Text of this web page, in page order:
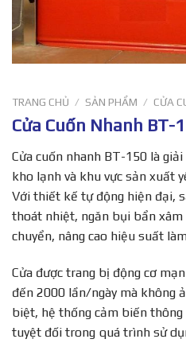
TRANG CHỦ / SẢN PHẨM / CỬA
Cửa Cuốn Nhanh BT-
Cửa cuốn nhanh BT-150 là
kho lạnh và khu vực sản xuất
Với thiết kế tự động hiện đại,
thoát nhiệt, ngăn bụi bẩn
chuyển, nâng cao hiệu suất
Cửa được trang bị động cơ
đến 2000 lần/ngày mà không
biệt, hệ thống cảm biến
tuyệt đối trong quá trình sử